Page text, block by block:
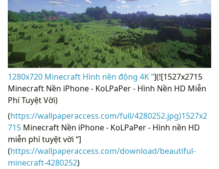
1280x720 Minecraft Hình nền động 4K “](![1527x2715
Minecraft Nền iPhone - KoLPaPer - Hình Nền HD Miễn
Phí Tuyệt Vời)
(https://wallpaperaccess.com/full/4280252.jpg)1527x2
715 Minecraft Nền iPhone - KoLPaPer - Hình nền HD
miễn phí tuyệt vời “]
(https://wallpaperaccess.com/download/beautiful-
minecraft-4280252)